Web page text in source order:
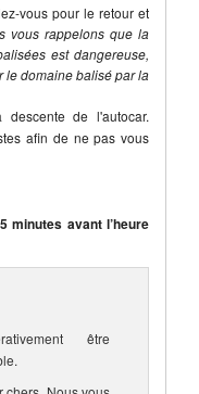
vous pour le retour et
vous rappelons que la
est dangereuse,
le domaine balisé par la
descente de l'autocar.
afin de ne pas vous
minutes avant l’heure
être